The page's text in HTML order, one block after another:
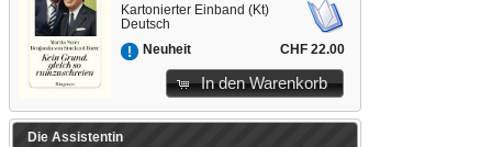
Kartonierter Einband (Kt)
Deutsch
Neuheit
CHF 22.00
In den Warenkorb
Die Assistentin